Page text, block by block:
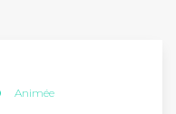
Animée